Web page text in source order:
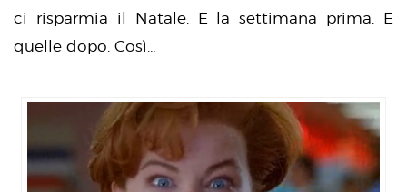
ci risparmia il Natale. E la settimana prima. E
quelle dopo. Così…